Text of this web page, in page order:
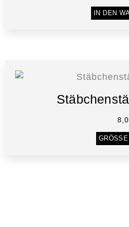
IN DEN
GRÖSSE